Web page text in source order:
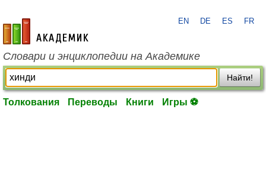
academic.ru
EN DE ES FR
Словари и энциклопедии на Академике
Найти!
Толкования Переводы Книги Игры ⚽